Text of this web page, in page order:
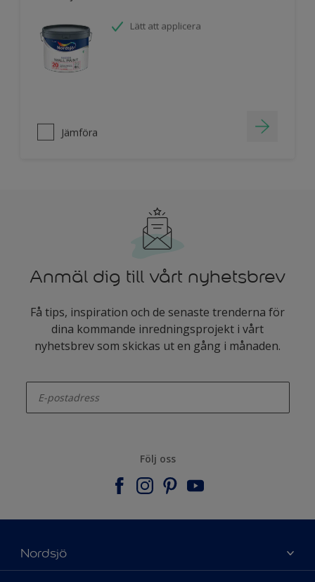
Lätt att applicera
Jämföra
Anmäl dig till vårt nyhetsbrev
Få tips, inspiration och de senaste trenderna för
dina kommande inredningsprojekt i vårt
nyhetsbrev som skickas ut en gång i månaden.
Följ oss
Nordsjö